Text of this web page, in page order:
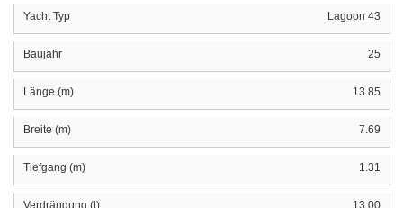
Yacht Typ Lagoon 43
Baujahr 25
Länge (m) 13.85
Breite (m) 7.69
Tiefgang (m) 1.31
Verdrängung (t) 13.00